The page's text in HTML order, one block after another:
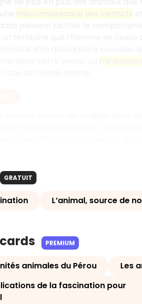
GRATUIT
L’animal, source de
PREMIUM
animales du Pérou
Les
de la fascination pour